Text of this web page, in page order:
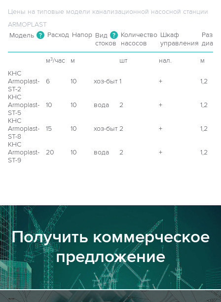
Цены на типовые модели канализационной насосной станции
ARMOPLAST
Модель
? Расход Напор Вид ? Количество Шкаф
стоков
насосов управления
м3/час м шт нал.
м
КНС
Armoplast-
ST-2
6 10 хоз-быт 1 +
1,2
КНС
Armoplast-
ST-5
10 10 вода 2 +
1,2
КНС
Armoplast-
ST-8
15 10 хоз-быт 2 +
1,2
КНС
Armoplast-
ST-9
20 10 вода 2 + 1,2
Получить коммерческое
предложение